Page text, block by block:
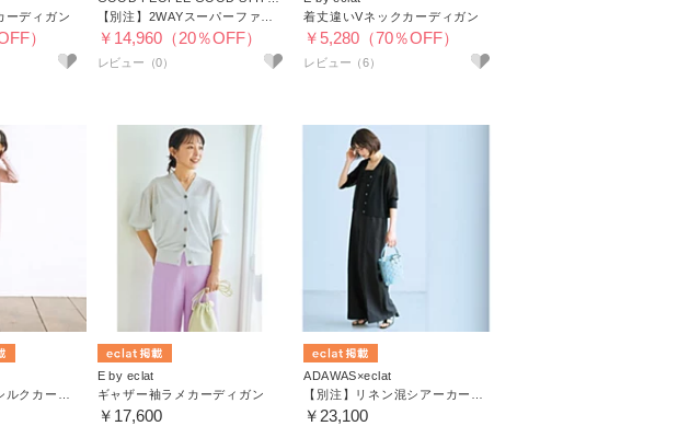
。大人を素敵に見せる夏のネイビーアイ
敵に見せるネイビーアイテムを集めました。
ーディガン
） ￥14,960（20％OFF）
着丈違いVネックカーディガン
￥5,280（70％OFF）
レビュー（6）
E by eclat
ギャザー袖ラメカーディガン
￥17,600
ADAWAS×eclat
￥23,100